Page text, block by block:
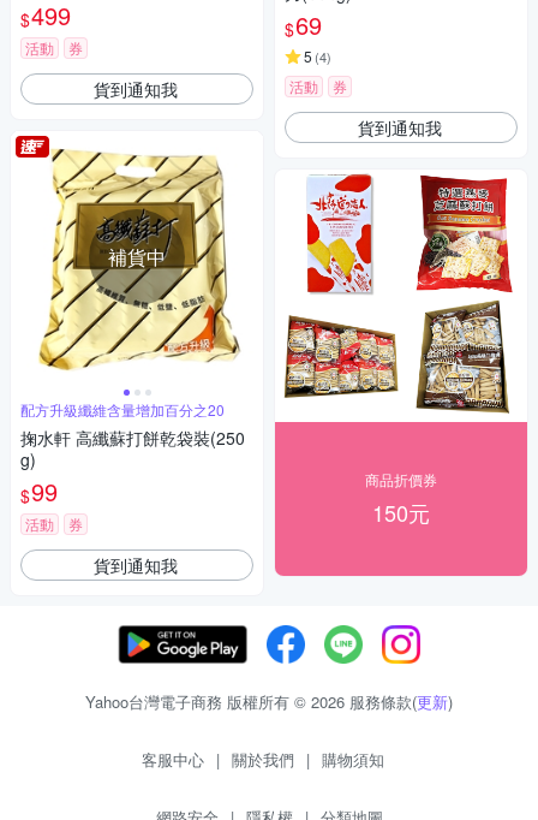
$499
活動 券
貨到通知我
補貨中
配方升級纖維含量增加百分之20
掬水軒 高纖蘇打餅乾袋裝(250
g)
$99
活動 券
貨到通知我
$69
5 (4)
活動 券
貨到通知我
商品折價券
150元
Yahoo台灣電子商務 版權所有 © 2026 服務條款(更新)
客服中心 | 關於我們 | 購物須知